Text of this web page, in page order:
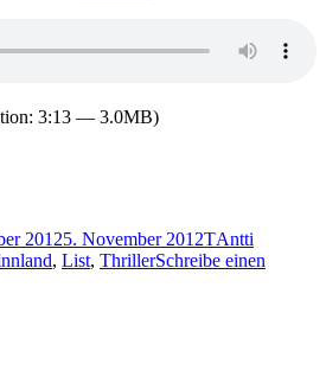
3:13 — 3.0MB)
20125. November 2012TAntti
, List, ThrillerSchreibe einen